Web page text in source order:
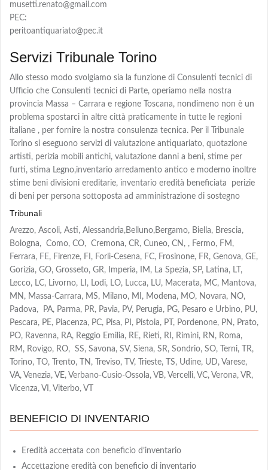
musetti.renato@gmail.com
PEC:
peritoantiquariato@pec.it
Servizi Tribunale Torino
Allo stesso modo svolgiamo sia la funzione di Consulenti tecnici di
Ufficio che Consulenti tecnici di Parte, operiamo nella nostra
provincia Massa – Carrara e regione Toscana, nondimeno non è un
problema spostarci in altre città praticamente in tutte le regioni
italiane , per fornire la nostra consulenza tecnica. Per il Tribunale
Torino si eseguono servizi di valutazione antiquariato, quotazione
artisti, perizia mobili antichi, valutazione danni a beni, stime per
furti, stima Legno,inventario arredamento antico e moderno inoltre
stime beni divisioni ereditarie, inventario eredità beneficiata perizie
di beni per persona sottoposta ad amministrazione di sostegno
Tribunali
Arezzo, Ascoli, Asti, Alessandria,Belluno,Bergamo, Biella, Brescia,
Bologna, Como, CO, Cremona, CR, Cuneo, CN, , Fermo, FM,
Ferrara, FE, Firenze, FI, Forlì-Cesena, FC, Frosinone, FR, Genova, GE,
Gorizia, GO, Grosseto, GR, Imperia, IM, La Spezia, SP, Latina, LT,
Lecco, LC, Livorno, LI, Lodi, LO, Lucca, LU, Macerata, MC, Mantova,
MN, Massa-Carrara, MS, Milano, MI, Modena, MO, Novara, NO,
Padova, PA, Parma, PR, Pavia, PV, Perugia, PG, Pesaro e Urbino, PU,
Pescara, PE, Piacenza, PC, Pisa, PI, Pistoia, PT, Pordenone, PN, Prato,
PO, Ravenna, RA, Reggio Emilia, RE, Rieti, RI, Rimini, RN, Roma,
RM, Rovigo, RO, SS, Savona, SV, Siena, SR, Sondrio, SO, Terni, TR,
Torino, TO, Trento, TN, Treviso, TV, Trieste, TS, Udine, UD, Varese,
VA, Venezia, VE, Verbano-Cusio-Ossola, VB, Vercelli, VC, Verona, VR,
Vicenza, VI, Viterbo, VT
BENEFICIO DI INVENTARIO
Eredità accettata con beneficio d’inventario
Accettazione eredità con beneficio di inventario